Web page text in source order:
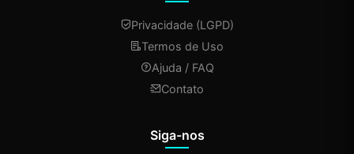
Privacidade (LGPD)
Termos de Uso
Ajuda / FAQ
Contato
Siga-nos